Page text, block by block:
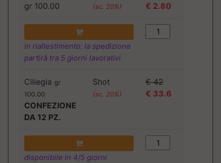
gr 100.00
(sc. 20%)
€ 2.80
in riallestimento: la spedizione
partirà tra 5 giorni lavorativi
Ciliegia gr
100.00
CONFEZIONE
DA 12 PZ.
Shot
(sc. 20%)
€ 42
€ 33.6
disponibile in 4/5 giorni